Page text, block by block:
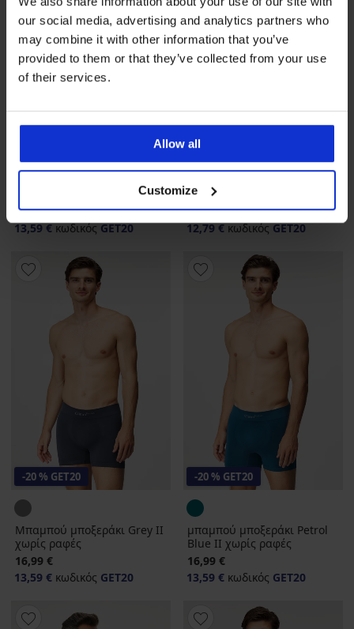
our social media, advertising and analytics partners who
may combine it with other information that you’ve
provided to them or that they’ve collected from your use
of their services.
Allow all
Customize
-20 % GET20
16,99 €
13,59 €κωδικόςGET20
-20 % GET20
ραφές Ι
15,99 €
12,79 €κωδικόςGET20
-20 % GET20
Μπαμπού μποξεράκι Grey II
χωρίς ραφές
16,99 €
13,59 € κωδικός GET20
-20 % GET20
μπαμπού μποξεράκι Petrol
Blue II χωρίς ραφές
16,99 €
13,59 € κωδικός GET20